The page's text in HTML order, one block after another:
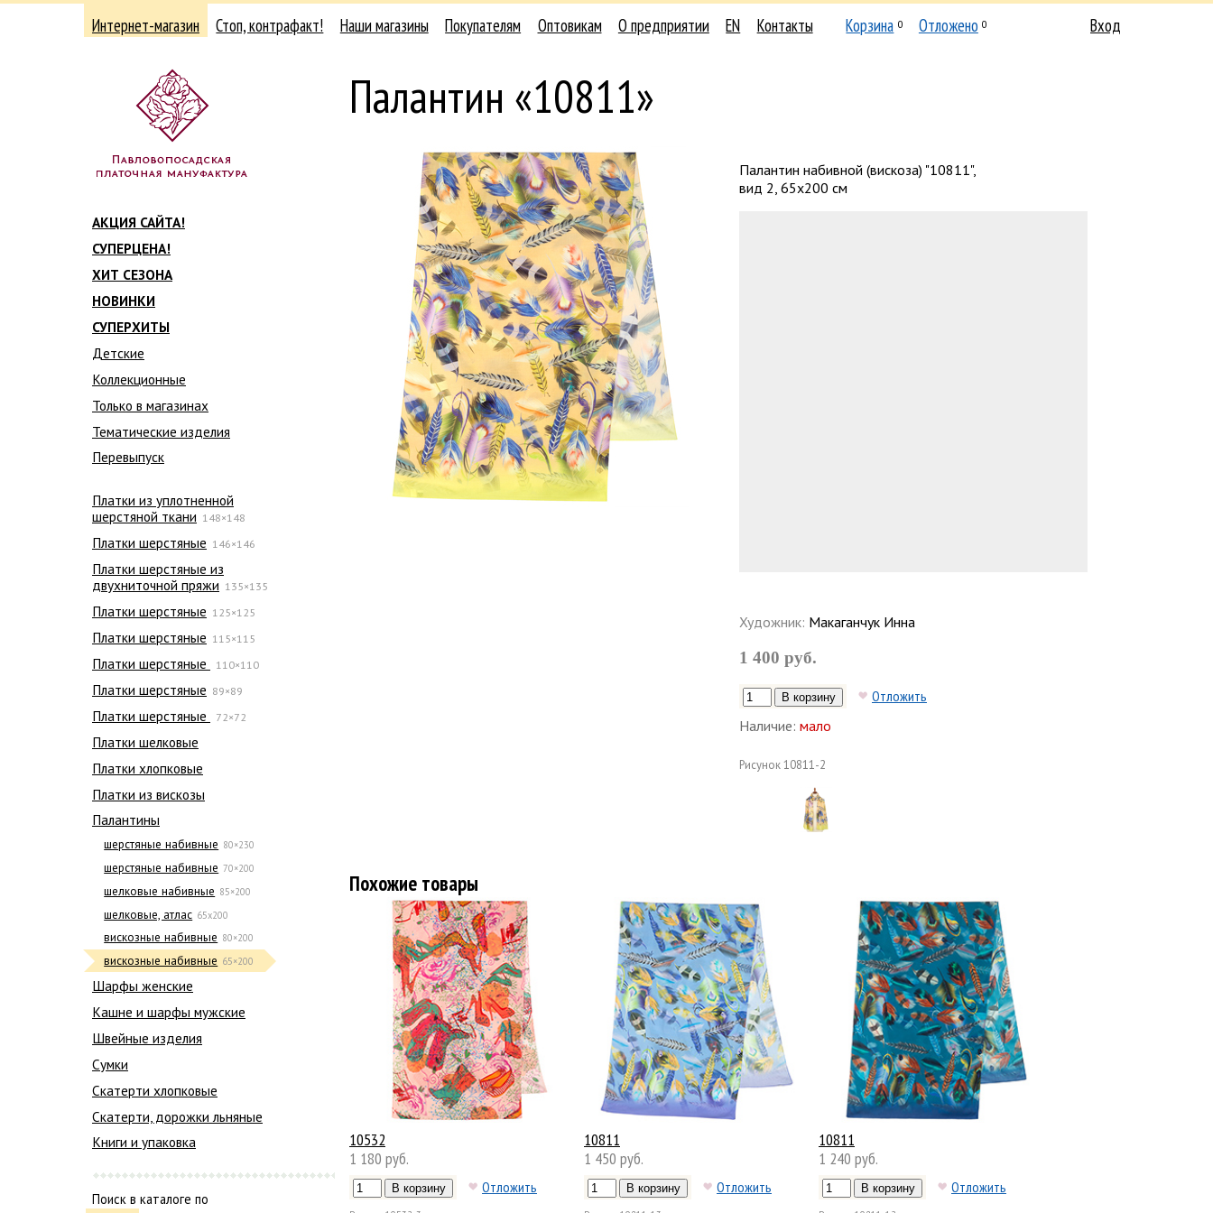
Интернет-магазин Стоп, контрафакт! Наши магазины Покупателям Оптовикам О предприятии EN Контакты Корзина 0 Отложено 0 Вход
АКЦИЯ САЙТА!
СУПЕРЦЕНА!
ХИТ СЕЗОНА
НОВИНКИ
СУПЕРХИТЫ
Детские
Коллекционные
Только в магазинах
Тематические изделия
Перевыпуск
Платки из уплотненной
шерстяной ткани 148×148
Платки шерстяные 146×146
Платки шерстяные из
двухниточной пряжи 135×135
Платки шерстяные 125×125
Платки шерстяные 115×115
Платки шерстяные 110×110
Платки шерстяные 89×89
Платки шерстяные 72×72
Платки шелковые
Платки хлопковые
Платки из вискозы
Палантины
шерстяные набивные 80×230
шерстяные набивные 70×200
шелковые набивные 85×200
шелковые, атлас 65х200
вискозные набивные 80×200
вискозные набивные 65×200
Шарфы женские
Кашне и шарфы мужские
Швейные изделия
Сумки
Скатерти хлопковые
Скатерти, дорожки льняные
Книги и упаковка
Поиск в каталоге по
Палантин «10811»
Палантин набивной (вискоза) "10811",
вид 2, 65х200 см
Художник: Макаганчук Инна
1 400 руб.
Отложить
Наличие: мало
Рисунок10811-2
Похожие товары
10532
1 180 руб.
Отложить
10811
1 450 руб.
Отложить
10811
1 240 руб.
Отложить